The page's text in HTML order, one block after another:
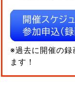
※過去に開催の録
ます！